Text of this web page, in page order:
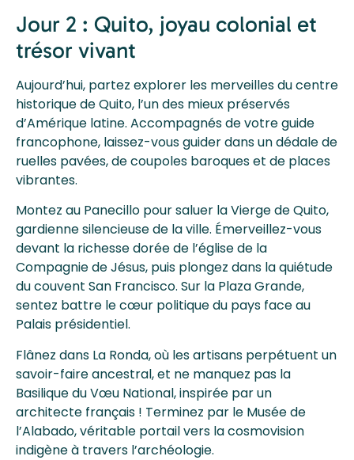
Jour 2 : Quito, joyau colonial et
trésor vivant
Aujourd’hui, partez explorer les merveilles du centre
historique de Quito, l’un des mieux préservés
d’Amérique latine. Accompagnés de votre guide
francophone, laissez-vous guider dans un dédale de
ruelles pavées, de coupoles baroques et de places
vibrantes.
Montez au Panecillo pour saluer la Vierge de Quito,
gardienne silencieuse de la ville. Émerveillez-vous
devant la richesse dorée de l’église de la
Compagnie de Jésus, puis plongez dans la quiétude
du couvent San Francisco. Sur la Plaza Grande,
sentez battre le cœur politique du pays face au
Palais présidentiel.
Flânez dans La Ronda, où les artisans perpétuent un
savoir-faire ancestral, et ne manquez pas la
Basilique du Vœu National, inspirée par un
architecte français ! Terminez par le Musée de
l’Alabado, véritable portail vers la cosmovision
indigène à travers l’archéologie.